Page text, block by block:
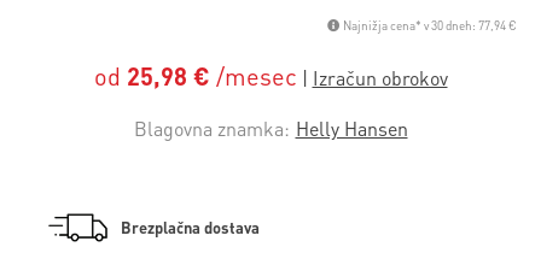
Najnižja cena* v 30 dneh: 77,94 €
od 25,98 € /mesec
Blagovna znamka: Helly Hansen
Brezplačna dostava